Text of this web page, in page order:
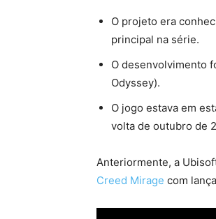
O projeto era
principal na série.
O desenvolvimento
Odyssey).
O jogo estava em
volta de outubro de
Anteriormente, a
Creed Mirage com